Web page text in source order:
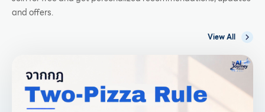
and offers.
View All